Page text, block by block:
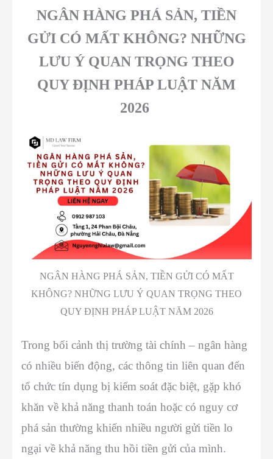
NGÂN HÀNG PHÁ SẢN, TIỀN
GỬI CÓ MẤT KHÔNG? NHỮNG
LƯU Ý QUAN TRỌNG THEO
QUY ĐỊNH PHÁP LUẬT NĂM
2026
NGÂN HÀNG PHÁ SẢN, TIỀN GỬI CÓ MẤT
KHÔNG? NHỮNG LƯU Ý QUAN TRỌNG THEO
QUY ĐỊNH PHÁP LUẬT NĂM 2026
Trong bối cảnh thị trường tài chính – ngân hàng
có nhiều biến động, các thông tin liên quan đến
tổ chức tín dụng bị kiểm soát đặc biệt, gặp khó
khăn về khả năng thanh toán hoặc có nguy cơ
phá sản thường khiến nhiều người gửi tiền lo
ngại về khả năng thu hồi tiền gửi của mình.